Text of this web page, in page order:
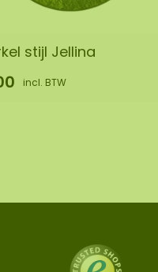
stijl Jellina
incl. BTW